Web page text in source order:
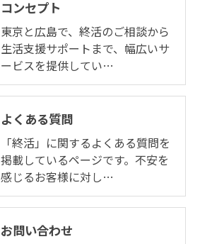
コンセプト
東京と広島で、終活のご相談から
生活支援サポートまで、幅広いサ
ービスを提供してい…
よくある質問
「終活」に関するよくある質問を
掲載しているページです。不安を
感じるお客様に対し…
お問い合わせ